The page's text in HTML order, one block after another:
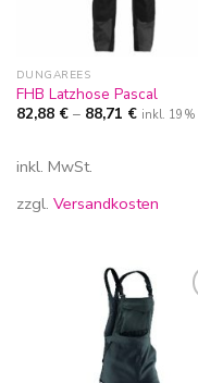
DUNGAREES
FHB Latzhose Pascal
82,88 €– 88,71 € inkl.
inkl. MwSt.
zzgl. Versandkosten